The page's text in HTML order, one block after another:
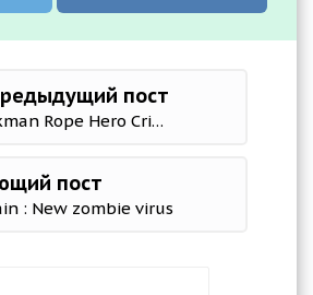
пост
Black Iron Stickman Rope Hero Crime Gangstar
пост
: New zombie virus